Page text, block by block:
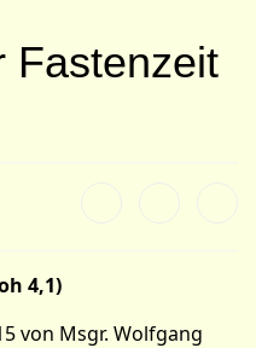
Fastenzeit
4,1)
von Msgr. Wolfgang